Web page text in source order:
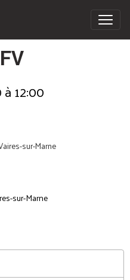
à 12:00
sur-Marne
sur-Marne